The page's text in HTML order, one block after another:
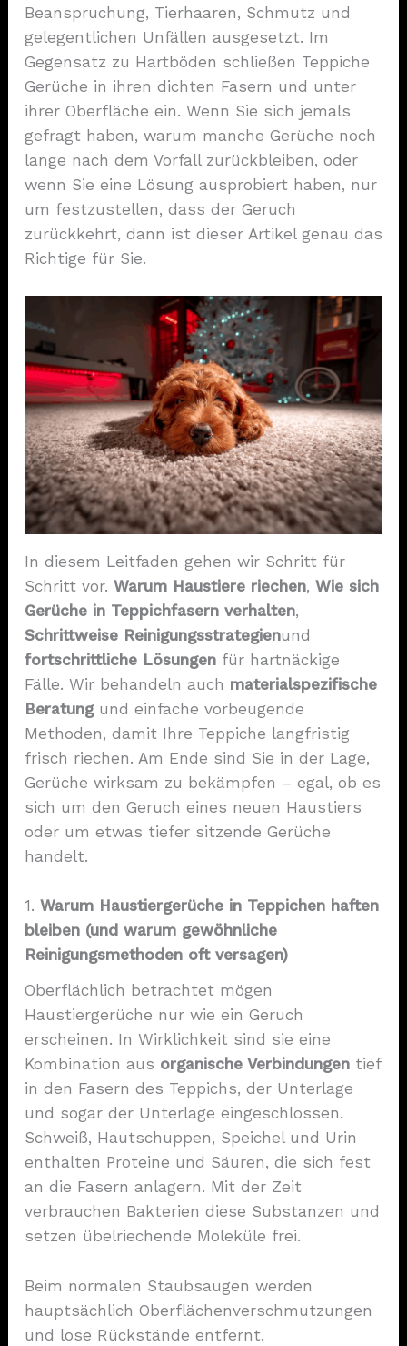
Beanspruchung, Tierhaaren, Schmutz und
gelegentlichen Unfällen ausgesetzt. Im
Gegensatz zu Hartböden schließen Teppiche
Gerüche in ihren dichten Fasern und unter
ihrer Oberfläche ein. Wenn Sie sich jemals
gefragt haben, warum manche Gerüche noch
lange nach dem Vorfall zurückbleiben, oder
wenn Sie eine Lösung ausprobiert haben, nur
um festzustellen, dass der Geruch
zurückkehrt, dann ist dieser Artikel genau das
Richtige für Sie.
In diesem Leitfaden gehen wir Schritt für
Schritt vor. Warum Haustiere riechen, Wie sich
Gerüche in Teppichfasern verhalten,
Schrittweise Reinigungsstrategienund
fortschrittliche Lösungenfür hartnäckige
Fälle. Wir behandeln auch materialspezifische
Beratungund einfache vorbeugende
Methoden, damit Ihre Teppiche langfristig
frisch riechen. Am Ende sind Sie in der Lage,
Gerüche wirksam zu bekämpfen – egal, ob es
sich um den Geruch eines neuen Haustiers
oder um etwas tiefer sitzende Gerüche
handelt.
1. Warum Haustiergerüche in Teppichen haften
bleiben (und warum gewöhnliche
Reinigungsmethoden oft versagen)
Oberflächlich betrachtet mögen
Haustiergerüche nur wie ein Geruch
erscheinen. In Wirklichkeit sind sie eine
Kombination aus organische Verbindungentief
in den Fasern des Teppichs, der Unterlage
und sogar der Unterlage eingeschlossen.
Schweiß, Hautschuppen, Speichel und Urin
enthalten Proteine und Säuren, die sich fest
an die Fasern anlagern. Mit der Zeit
verbrauchen Bakterien diese Substanzen und
setzen übelriechende Moleküle frei.
Beim normalen Staubsaugen werden
hauptsächlich Oberflächenverschmutzungen
und lose Rückstände entfernt.